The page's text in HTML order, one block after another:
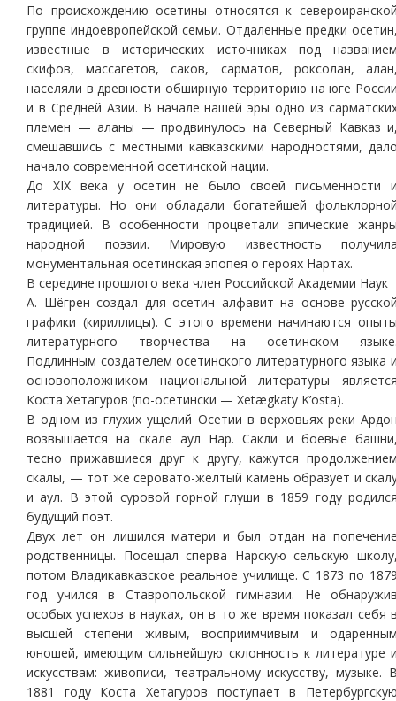
По происхождению осетины относятся к
группе индоевропейской семьи. Отдаленные предки
известные в исторических источниках под
скифов, массагетов, саков, сарматов, роксолан,
населяли в древности обширную территорию на юге
и в Средней Азии. В начале нашей эры одно из
племен — аланы — продвинулось на Северный Кавказ
смешавшись с местными кавказскими народностями,
начало современной осетинской нации.
До XIX века у осетин не было своей письменности
литературы. Но они обладали богатейшей
традицией. В особенности процветали эпические
народной поэзии. Мировую известность
монументальная осетинская эпопея о героях Нартах.
В середине прошлого века член Российской Академии Наук
А. Шёгрен создал для осетин алфавит на основе
графики (кириллицы). С этого времени начинаются
литературного творчества на осетинском
Подлинным создателем осетинского литературного языка
основоположником национальной литературы
Коста Хетагуров (по-осетински — Xetægkaty K’osta).
В одном из глухих ущелий Осетии в верховьях реки
возвышается на скале аул Нар. Сакли и боевые
тесно прижавшиеся друг к другу, кажутся
скалы, — тот же серовато-желтый камень образует и
и аул. В этой суровой горной глуши в 1859 году
будущий поэт.
Двух лет он лишился матери и был отдан на
родственницы. Посещал сперва Нарскую сельскую
потом Владикавказское реальное училище. С 1873 по
год учился в Ставропольской гимназии. Не
особых успехов в науках, он в то же время показал себя
высшей степени живым, восприимчивым и
юношей, имеющим сильнейшую склонность к литературе
искусствам: живописи, театральному искусству, музыке.
1881 году Коста Хетагуров поступает в